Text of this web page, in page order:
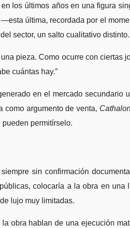
los últimos años en una figura
última, recordada por el
sector, un salto cualitativo distinto.
pieza. Como ocurre con
cuántas hay.”
en el mercado secundario
como argumento de venta,
permitírselo.
sin confirmación
colocaría a la obra en
lujo muy limitadas.
obra hablan de una ejecución